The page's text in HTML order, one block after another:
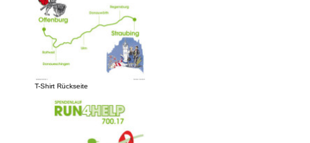
T-Shirt Rückseite